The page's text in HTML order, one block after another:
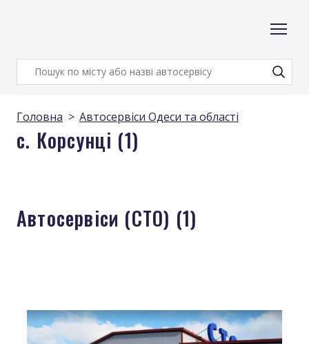
Головна Автосервіси Одеси та області
с. Корсунці (1)
Автосервіси (СТО) (1)